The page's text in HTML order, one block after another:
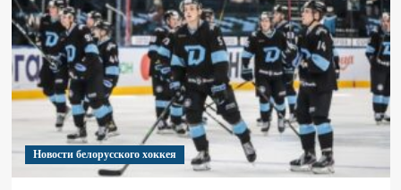
Новости белорусского хоккея